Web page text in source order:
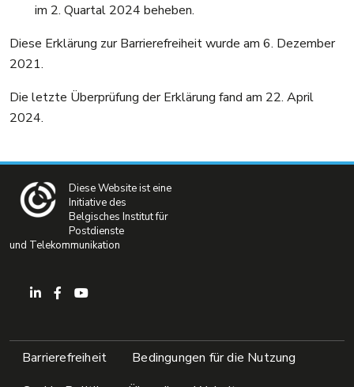
im 2. Quartal 2024 beheben.
Diese Erklärung zur Barrierefreiheit wurde am 6. Dezember
2021.
Die letzte Überprüfung der Erklärung fand am 22. April
2024.
Diese Website ist eine
Initiative des
Belgisches Institut für
Postdienste
und Telekommunikation
Pied de page
Barrierefreiheit
Bedingungen für die Nutzung